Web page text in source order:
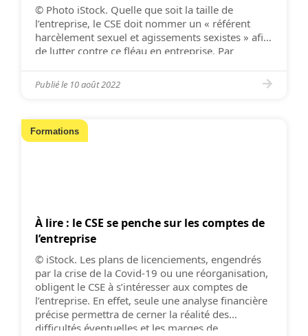
© Photo iStock. Quelle que soit la taille de
l’entreprise, le CSE doit nommer un « référent
harcèlement sexuel et agissements sexistes » afin
de lutter contre ce fléau en entreprise. Par
espace dans lequel les femmes subissent du
harcèlement sexuel et une femme sur cinq y
Publié le 10 août 2022
Formations
À lire : le CSE se penche sur les comptes de
l’entreprise
© iStock. Les plans de licenciements, engendrés
par la crise de la Covid-19 ou une réorganisation,
obligent le CSE à s’intéresser aux comptes de
l’entreprise. En effet, seule une analyse financière
précise permettra de cerner la réalité des
difficultés éventuelles et les marges de